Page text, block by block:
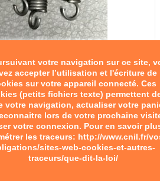
votre navigation sur ce site,
accepter l’utilisation et l'écriture de
sur votre appareil connecté. Ces
(petits fichiers texte) permettent
votre navigation, actualiser votre
lors de votre prochaine
votre connexion. Pour en savoir
les traceurs: http://www.cnil.fr/
sites-web-cookies-et-autres-
traceurs/que-dit-la-loi/
tendeurs
10,00 €
au panier